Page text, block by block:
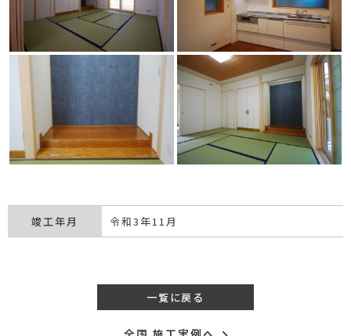
竣工年月 令和3年11月
一覧に戻る